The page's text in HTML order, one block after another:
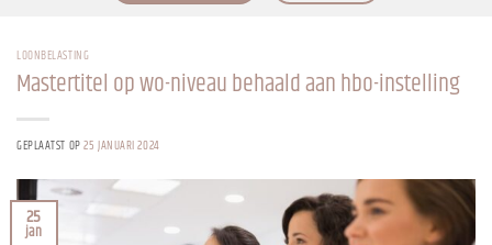
LOONBELASTING
Mastertitel op wo-niveau behaald aan hbo-instelling
GEPLAATST OP25 JANUARI 2024
25
jan